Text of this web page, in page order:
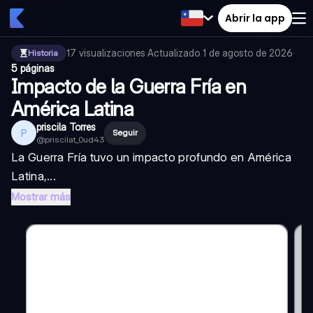
Abrir la app
Historia 17 visualizaciones·Actualizado 1 de agosto de 2026·
5 páginas
Impacto de la Guerra Fría en
América Latina
P priscila Torres
@priscilat_0ud43
Seguir
La Guerra Fría tuvo un impacto profundo en América
Latina,...
Mostrar más